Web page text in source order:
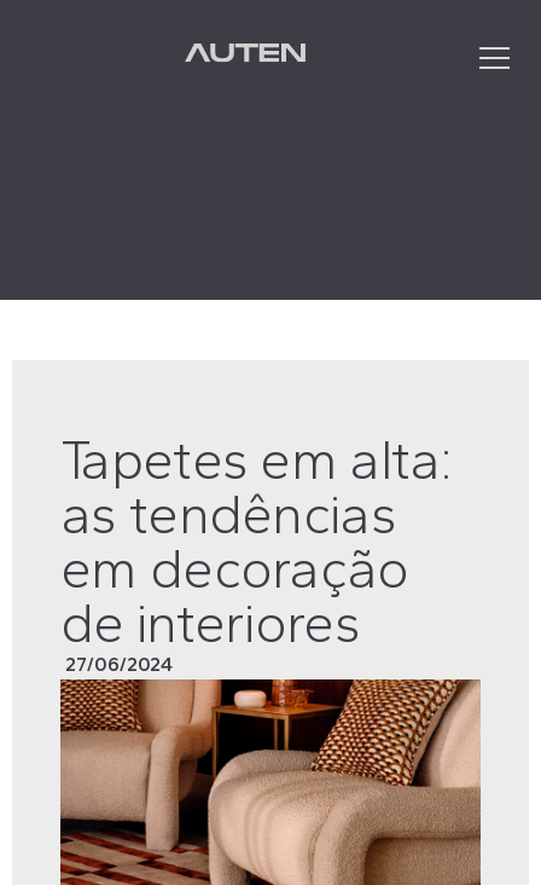
Tapetes em alta:
as tendências
em decoração
de interiores
27/06/2024